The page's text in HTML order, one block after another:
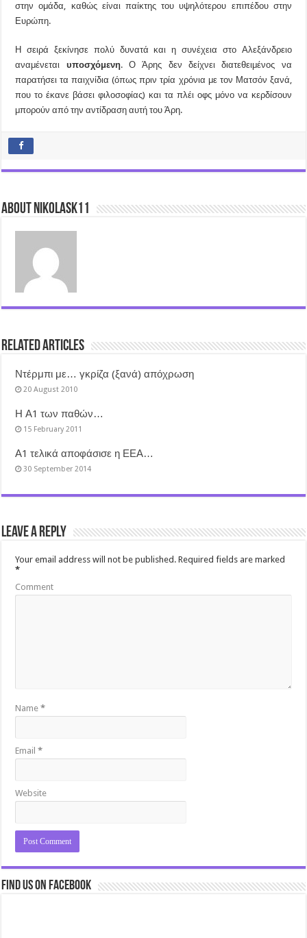
στην ομάδα, καθώς είναι παίκτης του υψηλότερου επιπέδου στην
Ευρώπη.
Η σειρά ξεκίνησε πολύ δυνατά και η συνέχεια στο Αλεξάνδρειο
αναμένεται υποσχόμενη. Ο Άρης δεν δείχνει διατεθειμένος να
παρατήσει τα παιχνίδια (όπως πριν τρία χρόνια με τον Ματσόν ξανά,
που το έκανε βάσει φιλοσοφίας) και τα πλέι οφς μόνο να κερδίσουν
μπορούν από την αντίδραση αυτή του Άρη.
About nikolask11
Related Articles
Ντέρμπι με… γκρίζα (ξανά) απόχρωση
20 August 2010
Η Α1 των παθών…
15 February 2011
Α1 τελικά αποφάσισε η ΕΕΑ…
30 September 2014
Leave a Reply
Your email address will not be published. Required fields are marked
*
Comment
Name*
Email*
Website
Find us on Facebook